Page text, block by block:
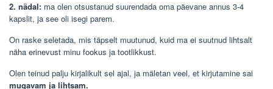
2. nädal: ma olen otsustanud suurendada oma päevane annus 3-4
kapslit, ja see oli isegi parem.
On raske seletada, mis täpselt muutunud, kuid ma ei suutnud lihtsalt
näha erinevust minu fookus ja tootlikkust.
Olen teinud palju kirjalikult sel ajal, ja mäletan veel, et kirjutamine sai
mugavam ja lihtsam.